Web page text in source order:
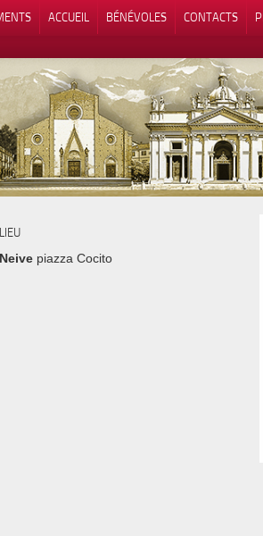
ACCUEIL BÉNÉVOLES CONTACTS
LIEU
Neivepiazza Cocito
en matière de confidentialité